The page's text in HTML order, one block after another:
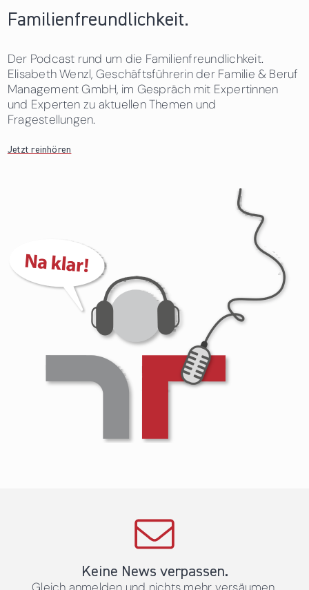
Familienfreundlichkeit.
Der Podcast rund um die Familienfreundlichkeit.
Elisabeth Wenzl, Geschäftsführerin der Familie & Beruf
Management GmbH, im Gespräch mit Expertinnen
und Experten zu aktuellen Themen und
Fragestellungen.
Jetzt reinhören
Keine News verpassen.